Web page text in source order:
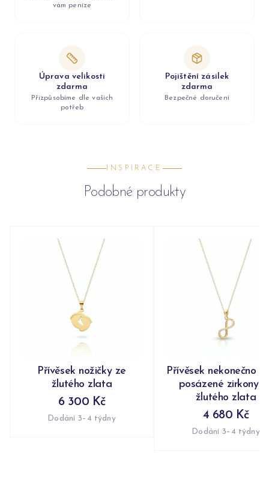
vám peníze
Úprava velikosti
zdarma
Přizpůsobíme dle vašich
potřeb
Pojištění zásilek
zdarma
Bezpečné doručení
INSPIRACE
Podobné produkty
Přívěsek nožičky ze
žlutého zlata
6 300 Kč
Dodání 3–4 týdny
Přívěsek nekonečno
posázené zirkony
žlutého zlata
4 680 Kč
Dodání 3–4 týdny